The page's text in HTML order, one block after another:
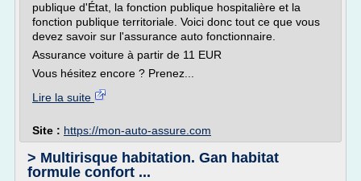
publique d'État, la fonction publique hospitalière et la
fonction publique territoriale. Voici donc tout ce que vous
devez savoir sur l'assurance auto fonctionnaire.
Assurance voiture à partir de 11 EUR
Vous hésitez encore ? Prenez...
Lire la suite
Site : https://mon-auto-assure.com
> Multirisque habitation. Gan habitat
formule confort ...